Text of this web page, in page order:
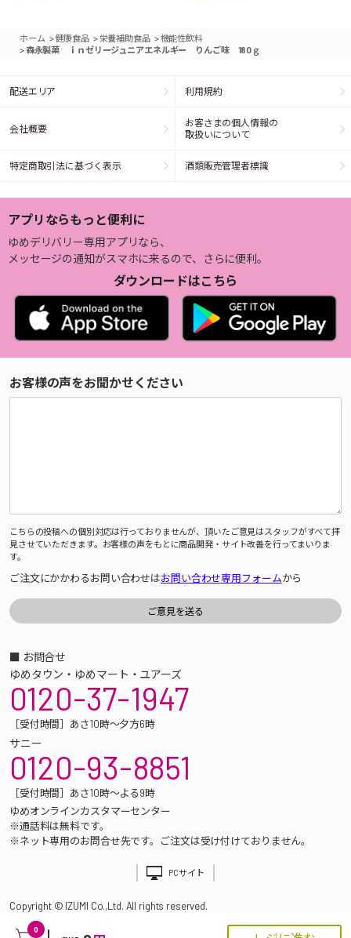
0
ホーム >健康食品 > 栄養補助食品 >機能性飲料
> 森永製菓 ｉｎゼリージュニアエネルギー りんご味 180ｇ
配送エリア 利用規約
会社概要
お客さまの個人情報の
取扱いについて
特定商取引法に基づく表示 酒類販売管理者標識
アプリならもっと便利に
ゆめデリバリー専用アプリなら、
メッセージの通知がスマホに来るので、さらに便利。
ダウンロードはこちら
お客様の声をお聞かせください
こちらの投稿への個別対応は行っておりませんが、頂いたご意見はスタッフがすべて拝
見させていただきます。お客様の声をもとに商品開発・サイト改善を行ってまいりま
す。
ご注文にかかわるお問い合わせはお問い合わせ専用フォームから
■ お問合せ
ゆめタウン・ゆめマート・ユアーズ
0120-37-1947
［受付時間］あさ10時～夕方6時
サニー
0120-93-8851
［受付時間］あさ10時～よる9時
ゆめオンラインカスタマーセンター
※通話料は無料です。
※ネット専用のお問合せ先です。ご注文は受け付けておりません。
PCサイト
Copyright © IZUMI Co.,Ltd. All rights reserved.